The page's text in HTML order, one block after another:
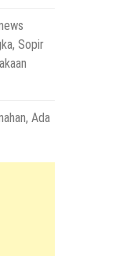
Sopir
Ada